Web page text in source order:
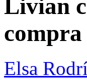
Livian
compra
Elsa